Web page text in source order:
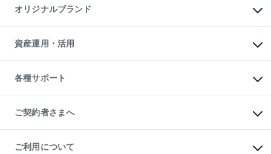
アパート経営
収益物件
ビル購入（ビル一棟）
投資用不動産の売却査定
事業用不動産の売却査定
マンションライブラリー
人気マンションランキング
暮らしに役立つ不動産メディア
不動産相場・不動産価格情報
不動産コラム・ニュース
不動産用語集
不動産なんでもネット相談室
住まいの税金
オリジナルブランド
一棟リノベーションマンション
L`GENTE（ルジェンテ）
区分リノベーションマンション
投資用一棟レジデンスWELL
不動産小口投資
LEGACIA（レガシア）
資産運用・活用
不動産M&A
アセットマネジメント・出資
各種サポート
相続サポート
リフォームサポート
ご契約者さまへ
ご紹介・再契約特典
ご利用について